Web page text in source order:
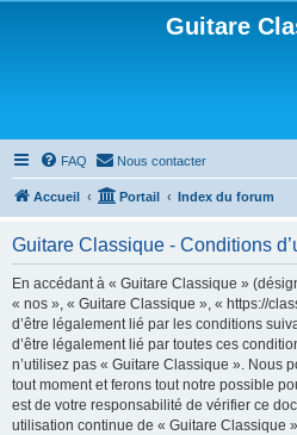
Guitare
FAQ Nous contacter
Accueil Portail Index du forum
Guitare Classique - Conditions
En accédant à « Guitare Classique »
« nos », « Guitare Classique », « https://
d’être légalement lié par les conditions
d’être légalement lié par toutes ces
n’utilisez pas « Guitare Classique ». Nous
tout moment et ferons tout notre possible
est de votre responsabilité de vérifier ce
utilisation continue de « Guitare Classique